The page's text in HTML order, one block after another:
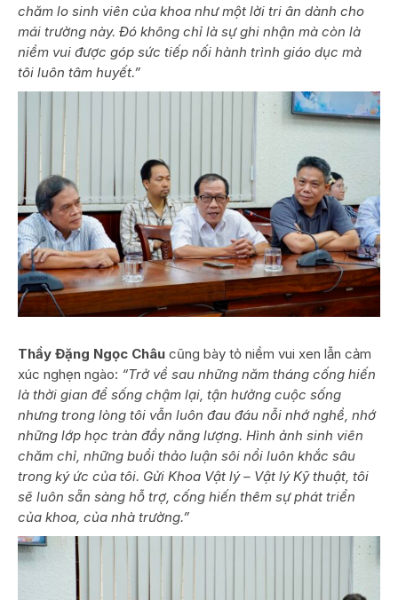
chăm lo sinh viên của khoa như một lời tri ân dành cho
mái trường này. Đó không chỉ là sự ghi nhận mà còn là
niềm vui được góp sức tiếp nối hành trình giáo dục mà
tôi luôn tâm huyết.”
Thầy Đặng Ngọc Châu cũng bày tỏ niềm vui xen lẫn cảm
xúc nghẹn ngào: “Trở về sau những năm tháng cống hiến
là thời gian để sống chậm lại, tận hưởng cuộc sống
nhưng trong lòng tôi vẫn luôn đau đáu nỗi nhớ nghề, nhớ
những lớp học tràn đầy năng lượng. Hình ảnh sinh viên
chăm chỉ, những buổi thảo luận sôi nổi luôn khắc sâu
trong ký ức của tôi. Gửi Khoa Vật lý – Vật lý Kỹ thuật, tôi
sẽ luôn sẵn sàng hỗ trợ, cống hiến thêm sự phát triển
của khoa, của nhà trường.”